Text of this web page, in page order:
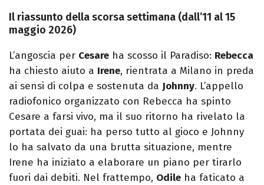
Il riassunto della scorsa settimana (dall’11 al 15
maggio 2026)
L’angoscia per Cesare ha scosso il Paradiso: Rebecca
ha chiesto aiuto a Irene, rientrata a Milano in preda
ai sensi di colpa e sostenuta da Johnny. L’appello
radiofonico organizzato con Rebecca ha spinto
Cesare a farsi vivo, ma il suo ritorno ha rivelato la
portata dei guai: ha perso tutto al gioco e Johnny
lo ha salvato da una brutta situazione, mentre
Irene ha iniziato a elaborare un piano per tirarlo
fuori dai debiti. Nel frattempo, Odile ha faticato a